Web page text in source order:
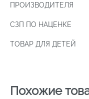
ПРОИЗВОДИТЕЛЯ
СЗП ПО НАЦЕНКЕ
ТОВАР ДЛЯ ДЕТЕЙ
Похожие